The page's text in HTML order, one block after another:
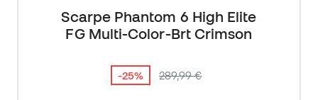
Scarpe Phantom 6 High Elite
FG Multi-Color-Brt Crimson
-25% 289,99 €